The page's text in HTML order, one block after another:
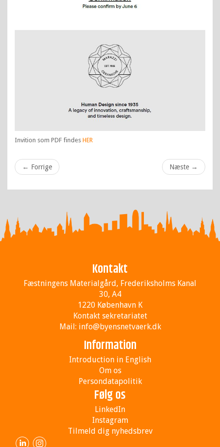
Invition som PDF findes HER
← Forrige Næste →
Kontakt
Fæstningens Materialgård, Frederiksholms Kanal
30, A4
1220 København K
Kontakt sekretariatet
Mail: info@byensnetvaerk.dk
Information
Introduction in English
Om os
Persondatapolitik
Følg os
LinkedIn
Instagram
Tilmeld dig nyhedsbrev